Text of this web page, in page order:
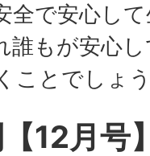
全で安心し
誰もが安心
ことでしょ
12月号